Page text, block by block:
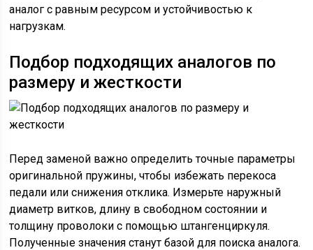
аналог с равным ресурсом и устойчивостью к
нагрузкам.
Подбор подходящих аналогов по
размеру и жесткости
Перед заменой важно определить точные параметры
оригинальной пружины, чтобы избежать перекоса
педали или снижения отклика. Измерьте наружный
диаметр витков, длину в свободном состоянии и
толщину проволоки с помощью штангенциркуля.
Полученные значения станут базой для поиска аналога.